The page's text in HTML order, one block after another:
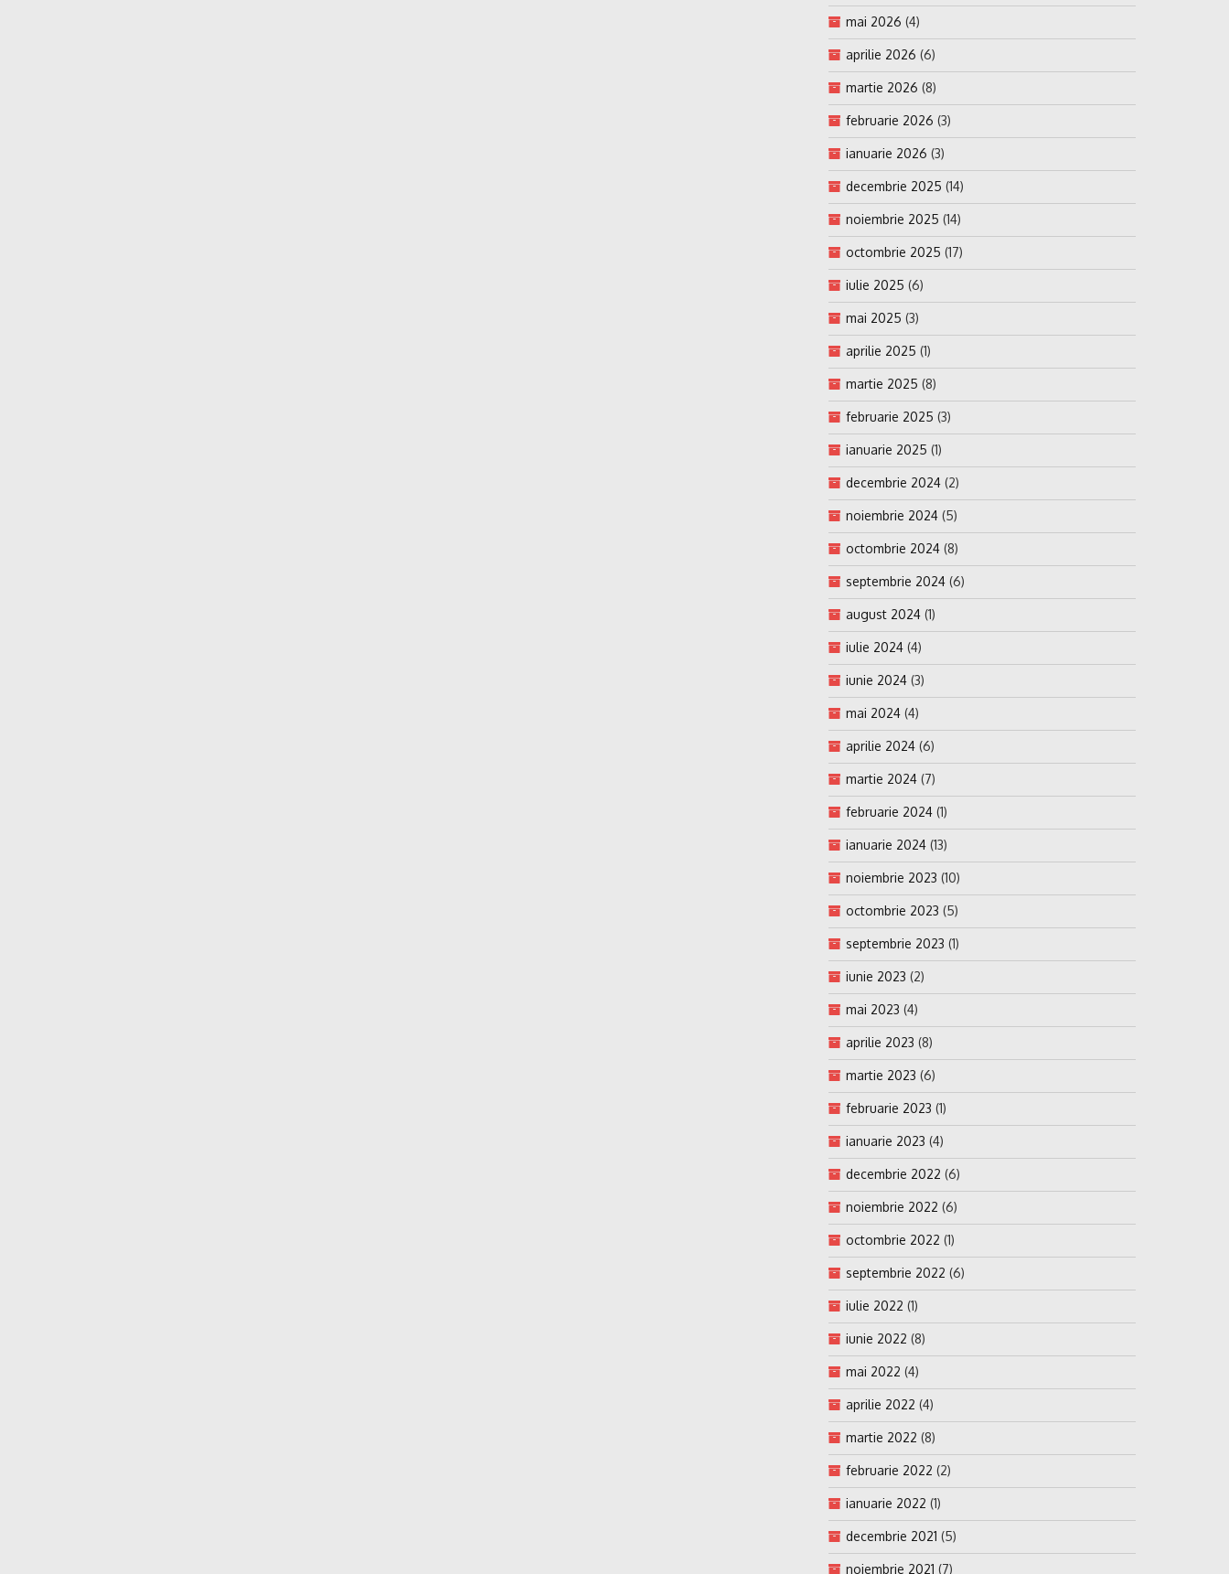
mai 2026 (4)
aprilie 2026 (6)
martie 2026 (8)
februarie 2026 (3)
ianuarie 2026 (3)
decembrie 2025 (14)
noiembrie 2025 (14)
octombrie 2025 (17)
iulie 2025 (6)
mai 2025 (3)
aprilie 2025 (1)
martie 2025 (8)
februarie 2025 (3)
ianuarie 2025 (1)
decembrie 2024 (2)
noiembrie 2024 (5)
octombrie 2024 (8)
septembrie 2024 (6)
august 2024 (1)
iulie 2024 (4)
iunie 2024 (3)
mai 2024 (4)
aprilie 2024 (6)
martie 2024 (7)
februarie 2024 (1)
ianuarie 2024 (13)
noiembrie 2023 (10)
octombrie 2023 (5)
septembrie 2023 (1)
iunie 2023 (2)
mai 2023 (4)
aprilie 2023 (8)
martie 2023 (6)
februarie 2023 (1)
ianuarie 2023 (4)
decembrie 2022 (6)
noiembrie 2022 (6)
octombrie 2022 (1)
septembrie 2022 (6)
iulie 2022 (1)
iunie 2022 (8)
mai 2022 (4)
aprilie 2022 (4)
martie 2022 (8)
februarie 2022 (2)
ianuarie 2022 (1)
decembrie 2021 (5)
noiembrie 2021 (7)